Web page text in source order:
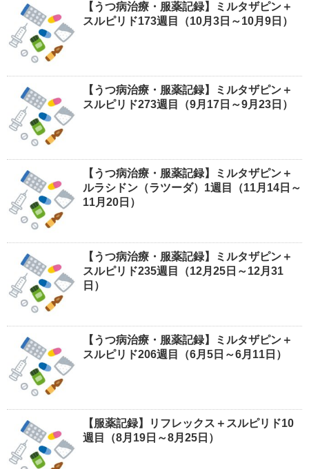
【うつ病治療・服薬記録】ミルタザピン＋
スルピリド173週目（10月3日～10月9日）
【うつ病治療・服薬記録】ミルタザピン＋
スルピリド273週目（9月17日～9月23日）
【うつ病治療・服薬記録】ミルタザピン＋
ルラシドン（ラツーダ）1週目（11月14日～
11月20日）
【うつ病治療・服薬記録】ミルタザピン＋
スルピリド235週目（12月25日～12月31
日）
【うつ病治療・服薬記録】ミルタザピン＋
スルピリド206週目（6月5日～6月11日）
【服薬記録】リフレックス＋スルピリド10
週目（8月19日～8月25日）